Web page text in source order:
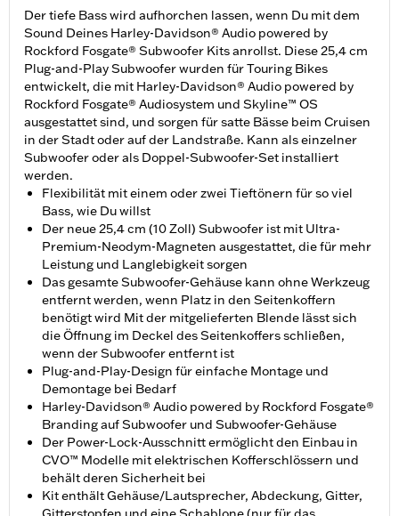
Der tiefe Bass wird aufhorchen lassen, wenn Du mit dem
Sound Deines Harley-Davidson® Audio powered by
Rockford Fosgate® Subwoofer Kits anrollst. Diese 25,4 cm
Plug-and-Play Subwoofer wurden für Touring Bikes
entwickelt, die mit Harley-Davidson® Audio powered by
Rockford Fosgate® Audiosystem und Skyline™ OS
ausgestattet sind, und sorgen für satte Bässe beim Cruisen
in der Stadt oder auf der Landstraße. Kann als einzelner
Subwoofer oder als Doppel-Subwoofer-Set installiert
werden.
Flexibilität mit einem oder zwei Tieftönern für so viel
Bass, wie Du willst
Der neue 25,4 cm (10 Zoll) Subwoofer ist mit Ultra-
Premium-Neodym-Magneten ausgestattet, die für mehr
Leistung und Langlebigkeit sorgen
Das gesamte Subwoofer-Gehäuse kann ohne Werkzeug
entfernt werden, wenn Platz in den Seitenkoffern
benötigt wird Mit der mitgelieferten Blende lässt sich
die Öffnung im Deckel des Seitenkoffers schließen,
wenn der Subwoofer entfernt ist
Plug-and-Play-Design für einfache Montage und
Demontage bei Bedarf
Harley-Davidson® Audio powered by Rockford Fosgate®
Branding auf Subwoofer und Subwoofer-Gehäuse
Der Power-Lock-Ausschnitt ermöglicht den Einbau in
CVO™ Modelle mit elektrischen Kofferschlössern und
behält deren Sicherheit bei
Kit enthält Gehäuse/Lautsprecher, Abdeckung, Gitter,